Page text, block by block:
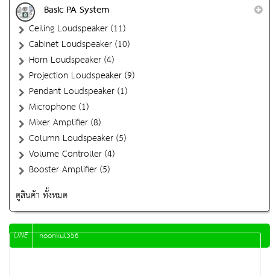
Basic PA System
Ceiling Loudspeaker (11)
Cabinet Loudspeaker (10)
Horn Loudspeaker (4)
Projection Loudspeaker (9)
Pendant Loudspeaker (1)
Microphone (1)
Mixer Amplifier (8)
Column Loudspeaker (5)
Volume Controller (4)
Booster Amplifier (5)
ดูสินค้า ทั้งหมด
LINE noonkul356